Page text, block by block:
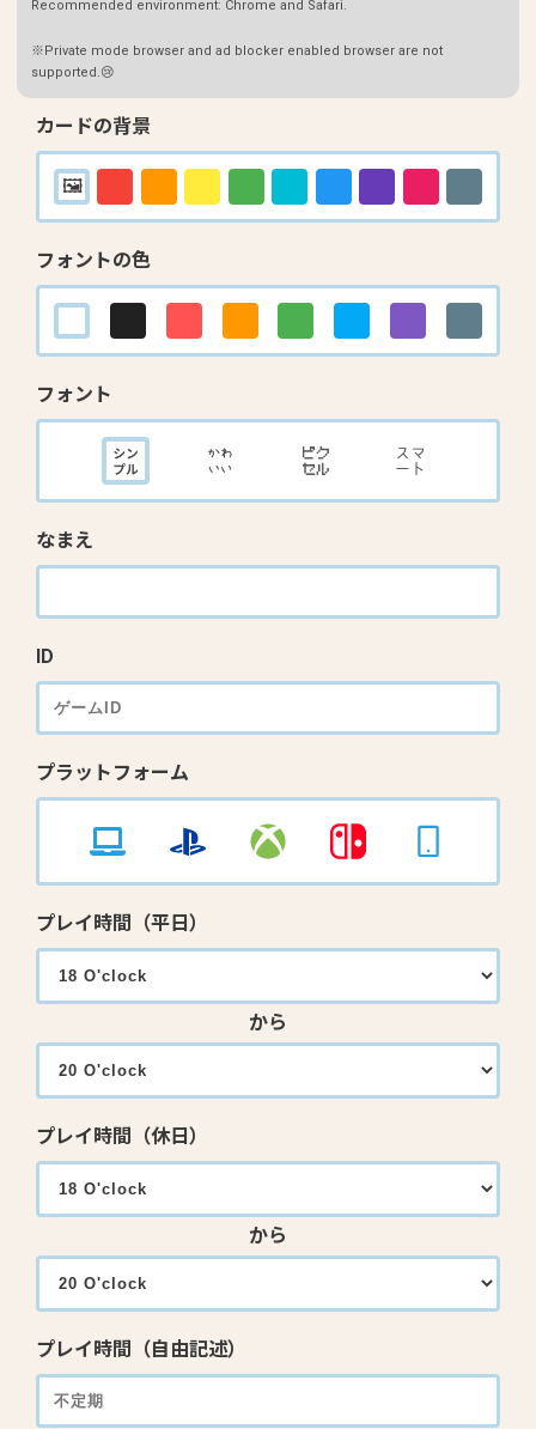
Recommended environment: Chrome and Safari.
※Private mode browser and ad blocker enabled browser are not
supported.😢
カードの背景
フォントの色
フォント
なまえ
ID
プラットフォーム
プレイ時間（平日）
から
プレイ時間（休日）
から
プレイ時間（自由記述）